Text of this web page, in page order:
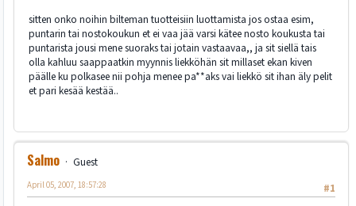
sitten onko noihin bilteman tuotteisiin luottamista jos ostaa esim,
puntarin tai nostokoukun et ei vaa jää varsi kätee nosto koukusta tai
puntarista jousi mene suoraks tai jotain vastaavaa,, ja sit siellä tais
olla kahluu saappaatkin myynnis liekköhän sit millaset ekan kiven
päälle ku polkasee nii pohja menee pa**aks vai liekkö sit ihan äly pelit
et pari kesää kestää..
Salmo
Guest
#1
April 05, 2007, 18:57:28